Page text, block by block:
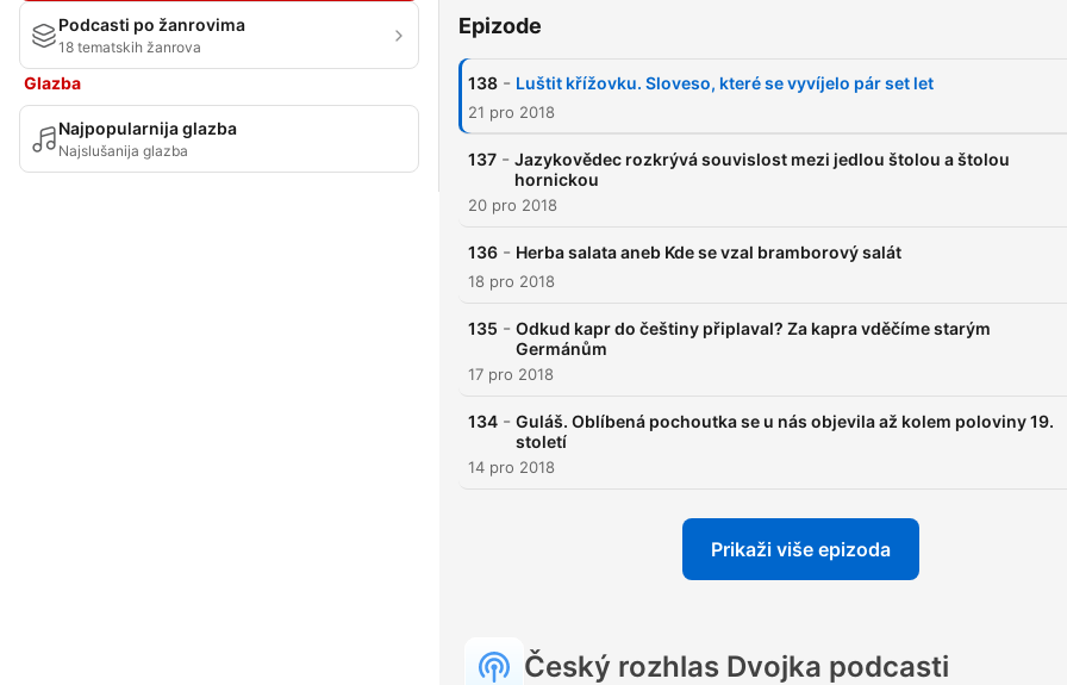
Podcasti po žanrovima
18 tematskih žanrova
Glazba
Najpopularnija glazba
Najslušanija glazba
Epizode
138 - Luštit křížovku. Sloveso, které se vyvíjelo pár set let
21 pro 2018
137 - Jazykovědec rozkrývá souvislost mezi jedlou štolou a štolou
hornickou
20 pro 2018
136 - Herba salata aneb Kde se vzal bramborový salát
18 pro 2018
135 - Odkud kapr do češtiny připlaval? Za kapra vděčíme starým
Germánům
17 pro 2018
134 - Guláš. Oblíbená pochoutka se u nás objevila až kolem poloviny 19.
století
14 pro 2018
Prikaži više epizoda
Český rozhlas Dvojka podcasti